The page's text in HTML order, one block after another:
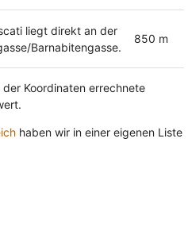
liegt direkt an der
Barnabitengasse.
850 m
Koordinaten errechnete
haben wir in einer eigenen Liste